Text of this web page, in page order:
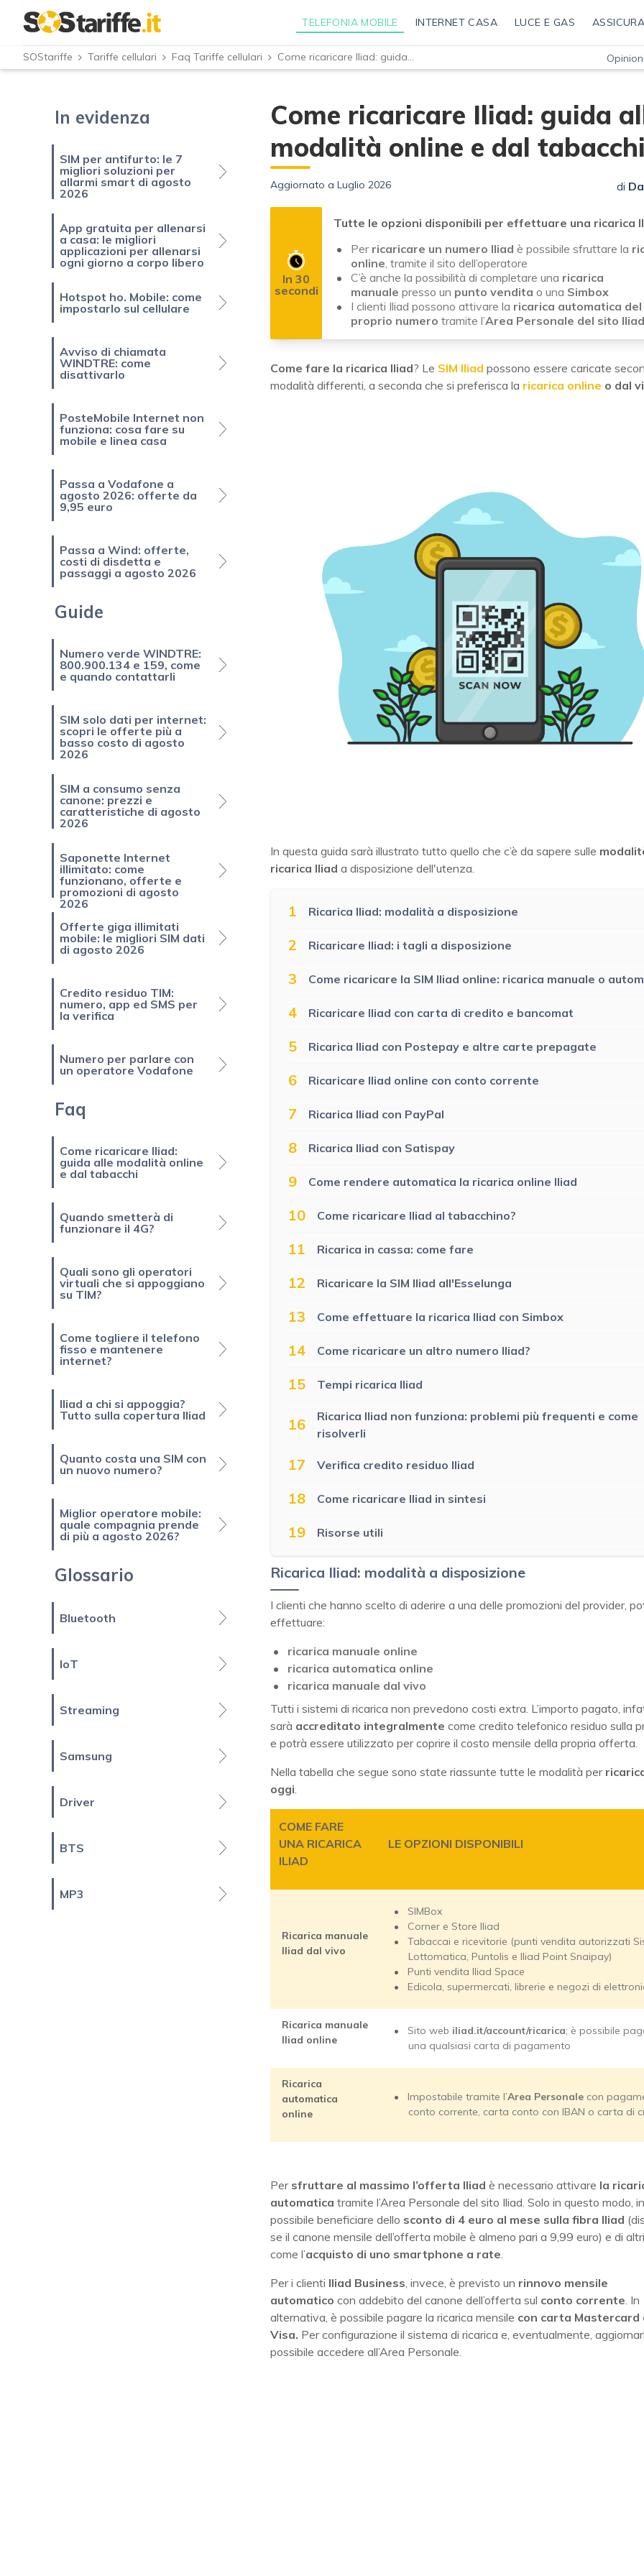
TELEFONIA MOBILE INTERNET CASA LUCE E GAS
SOStariffe Tariffe cellulari Faq Tariffe cellulari Come ricaricare Iliad: guida alle modalità online e dal tabacchi
In evidenza
SIM per antifurto: le 7
migliori soluzioni per
allarmi smart di agosto
2026
App gratuita per allenarsi
a casa: le migliori
applicazioni per allenarsi
ogni giorno a corpo libero
Hotspot ho. Mobile: come
impostarlo sul cellulare
Avviso di chiamata
WINDTRE: come
disattivarlo
PosteMobile Internet non
funziona: cosa fare su
mobile e linea casa
Passa a Vodafone a
agosto 2026: offerte da
9,95 euro
Passa a Wind: offerte,
costi di disdetta e
passaggi a agosto 2026
Guide
Numero verde WINDTRE:
800.900.134 e 159, come
e quando contattarli
SIM solo dati per internet:
scopri le offerte più a
basso costo di agosto
2026
SIM a consumo senza
canone: prezzi e
caratteristiche di agosto
2026
Saponette Internet
illimitato: come
funzionano, offerte e
promozioni di agosto
2026
Offerte giga illimitati
mobile: le migliori SIM dati
di agosto 2026
Credito residuo TIM:
numero, app ed SMS per
la verifica
Numero per parlare con
un operatore Vodafone
Faq
Come ricaricare Iliad:
guida alle modalità online
e dal tabacchi
Quando smetterà di
funzionare il 4G?
Quali sono gli operatori
virtuali che si appoggiano
su TIM?
Come togliere il telefono
fisso e mantenere
internet?
Iliad a chi si appoggia?
Tutto sulla copertura Iliad
Quanto costa una SIM con
un nuovo numero?
Miglior operatore mobile:
quale compagnia prende
di più a agosto 2026?
Glossario
Bluetooth
IoT
Streaming
Samsung
Driver
BTS
MP3
Come ricaricare Iliad: guida
modalità online e dal tabacchi
Aggiornato a Luglio 2026 di
In 30
secondi
Tutte le opzioni disponibili per effettuare una ricarica
Per ricaricare un numero Iliad è possibile sfruttare la
online, tramite il sito dell’operatore
C’è anche la possibilità di completare una ricarica
manuale presso un punto vendita o una Simbox
I clienti Iliad possono attivare la ricarica automatica del
proprio numero tramite l’Area Personale del sito Iliad
Come fare la ricarica Iliad? Le SIM Iliad possono essere caricate
modalità differenti, a seconda che si preferisca la ricarica online o dal
In questa guida sarà illustrato tutto quello che c’è da sapere sulle
ricarica Iliad a disposizione dell'utenza.
1 Ricarica Iliad: modalità a disposizione
2 Ricaricare Iliad: i tagli a disposizione
3 Come ricaricare la SIM Iliad online: ricarica manuale o
4 Ricaricare Iliad con carta di credito e bancomat
5 Ricarica Iliad con Postepay e altre carte prepagate
6 Ricaricare Iliad online con conto corrente
7 Ricarica Iliad con PayPal
8 Ricarica Iliad con Satispay
9 Come rendere automatica la ricarica online Iliad
10 Come ricaricare Iliad al tabacchino?
11 Ricarica in cassa: come fare
12 Ricaricare la SIM Iliad all'Esselunga
13 Come effettuare la ricarica Iliad con Simbox
14 Come ricaricare un altro numero Iliad?
15 Tempi ricarica Iliad
16
Ricarica Iliad non funziona: problemi più frequenti e come
risolverli
17 Verifica credito residuo Iliad
18 Come ricaricare Iliad in sintesi
19 Risorse utili
Ricarica Iliad: modalità a disposizione
I clienti che hanno scelto di aderire a una delle promozioni del provider,
effettuare:
ricarica manuale online
ricarica automatica online
ricarica manuale dal vivo
Tutti i sistemi di ricarica non prevedono costi extra. L’importo pagato,
sarà accreditato integralmente come credito telefonico residuo sulla
e potrà essere utilizzato per coprire il costo mensile della propria offerta.
Nella tabella che segue sono state riassunte tutte le modalità per
oggi.
COME FARE
UNA RICARICA
ILIAD
LE OPZIONI DISPONIBILI
Ricarica manuale
Iliad dal vivo
SIMBox
Corner e Store Iliad
Tabaccai e ricevitorie (punti vendita autorizzati
Lottomatica, Puntolis e Iliad Point Snaipay)
Punti vendita Iliad Space
Edicola, supermercati, librerie e negozi di
Ricarica manuale
Iliad online
Sito web iliad.it/account/ricarica; è possibile
una qualsiasi carta di pagamento
Ricarica
automatica
online
Impostabile tramite l’Area Personale con
conto corrente, carta conto con IBAN o carta di
Per sfruttare al massimo l’offerta Iliad è necessario attivare la
automatica tramite l’Area Personale del sito Iliad. Solo in questo modo,
possibile beneficiare dello sconto di 4 euro al mese sulla fibra Iliad
se il canone mensile dell’offerta mobile è almeno pari a 9,99 euro) e di
come l’acquisto di uno smartphone a rate.
Per i clienti Iliad Business, invece, è previsto un rinnovo mensile
automatico con addebito del canone dell’offerta sul conto corrente. In
alternativa, è possibile pagare la ricarica mensile con carta Mastercard
Visa. Per configurazione il sistema di ricarica e, eventualmente,
possibile accedere all’Area Personale.